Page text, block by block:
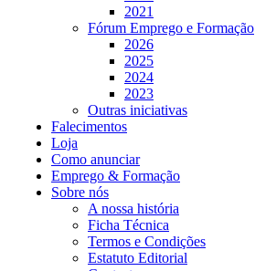
2021
Fórum Emprego e Formação
2026
2025
2024
2023
Outras iniciativas
Falecimentos
Loja
Como anunciar
Emprego & Formação
Sobre nós
A nossa história
Ficha Técnica
Termos e Condições
Estatuto Editorial